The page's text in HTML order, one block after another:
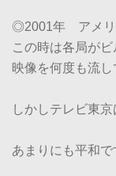
◎2001年 アメリ
この時は各局が
映像を何度も流し
しかしテレビ東
あまりにも平和で